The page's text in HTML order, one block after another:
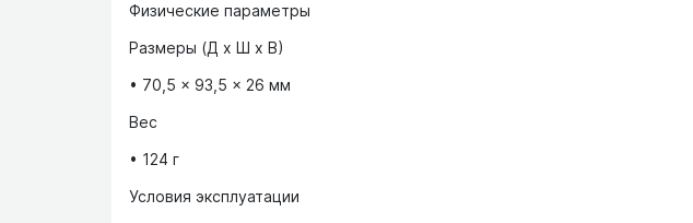
Физические параметры
Размеры (Д x Ш x В)
• 70,5 x 93,5 x 26 мм
Вес
• 124 г
Условия эксплуатации